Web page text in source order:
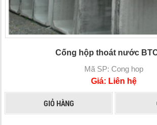
Cống hộp thoát nước
Mã SP: Cong hop
Giá: Liên hệ
GIỎ HÀNG